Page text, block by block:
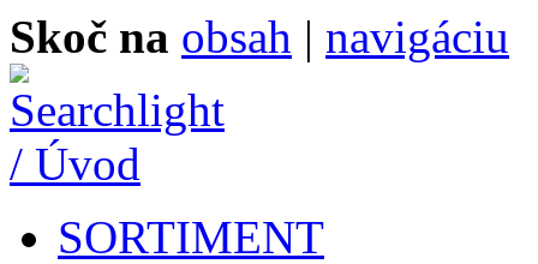
Skoč na obsah | navigáciu
SORTIMENT